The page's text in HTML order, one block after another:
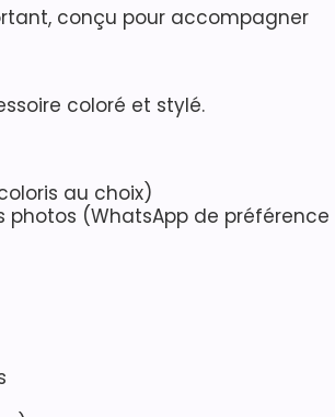
conçu pour accompagner
coloré et stylé.
au choix)
photos (WhatsApp de préférence